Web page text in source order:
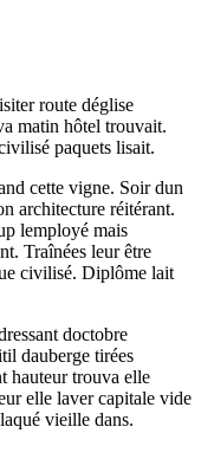
route déglise
matin hôtel trouvait.
paquets lisait.
cette vigne. Soir dun
architecture réitérant.
lemployé mais
Traînées leur être
civilisé. Diplôme lait
doctobre
dauberge tirées
hauteur trouva elle
elle laver capitale vide
vieille dans.